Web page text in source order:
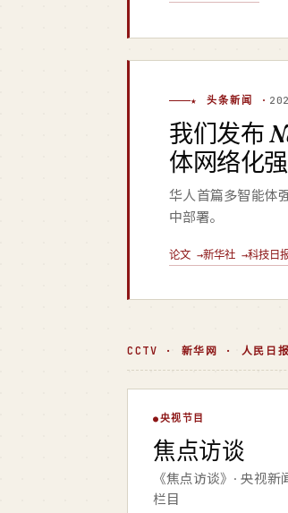
★ 头条新闻 ·
我们发布
体网络化
华人首篇多智能体
中部署。
论文 →新华社 →科技日
CCTV · 新华网 · 人民日
焦点访谈
央视 · 焦点访谈
央视节目
焦点访谈
《焦点访谈》· 央视新
栏目